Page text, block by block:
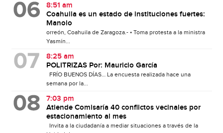
8:51 am
Coahuila es un estado de instituciones fuertes:
Manolo
orreón, Coahuila de Zaragoza.- • Toma protesta a la ministra
Yasmín...
8:25 am
POLITRIZAS Por: Mauricio García
FRÍO BUENOS DÍAS… La encuesta realizada hace una
semana por la...
7:03 pm
Atiende Comisaría 40 conflictos vecinales por
estacionamiento al mes
Invita a la ciudadanía a mediar situaciones a través de la